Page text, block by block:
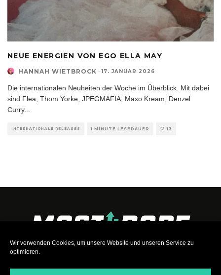
Wir verwenden Cookies, um unsere Website und unseren Service zu
optimieren.
NEUE ENERGIEN VON EGO ELLA MAY
HANNAH WIETBROCK · 17. JANUAR 2026
Die internationalen Neuheiten der Woche im Überblick. Mit dabei
sind Flea, Thom Yorke, JPEGMAFIA, Maxo Kream, Denzel
Curry...
INTERNATIONALE RELEASES 1 MINUTE LESEDAUER 13